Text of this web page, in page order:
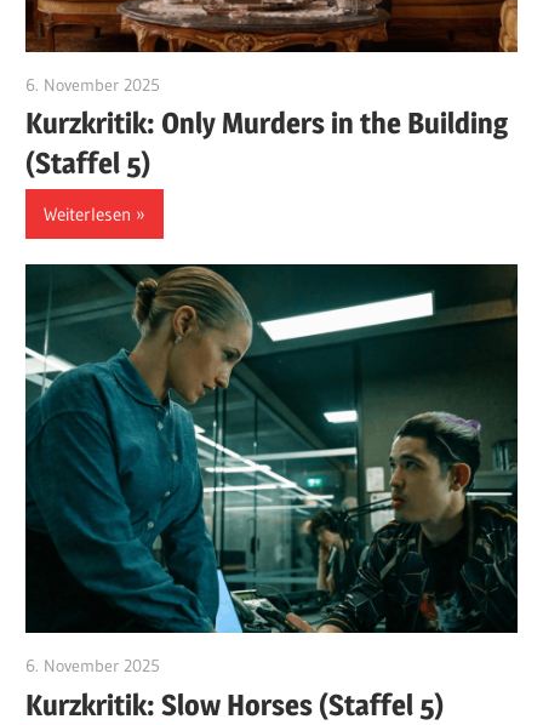
6. November 2025
Kurzkritik: Only Murders in the Building
(Staffel 5)
Weiterlesen
6. November 2025
Kurzkritik: Slow Horses (Staffel 5)